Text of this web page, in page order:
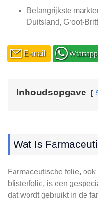
Belangrijkste
Duitsland, Groot-
E-mail Wtatsapp
Inhoudsopgave
Wat Is
Farmaceutische folie,
blisterfolie, is een
dat wordt gebruikt in de